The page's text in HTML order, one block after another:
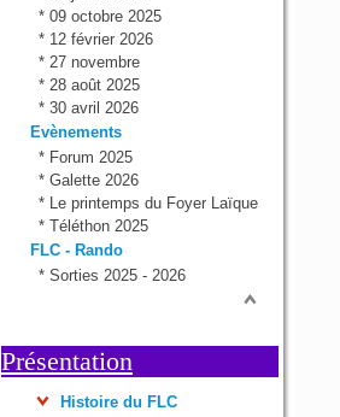
* 09 octobre 2025
* 12 février 2026
* 27 novembre
* 28 août 2025
* 30 avril 2026
Evènements
* Forum 2025
* Galette 2026
*
Le printemps du Foyer Laïque
* Téléthon 2025
FLC - Rando
* Sorties 2025 - 2026
Présentation
Histoire du FLC